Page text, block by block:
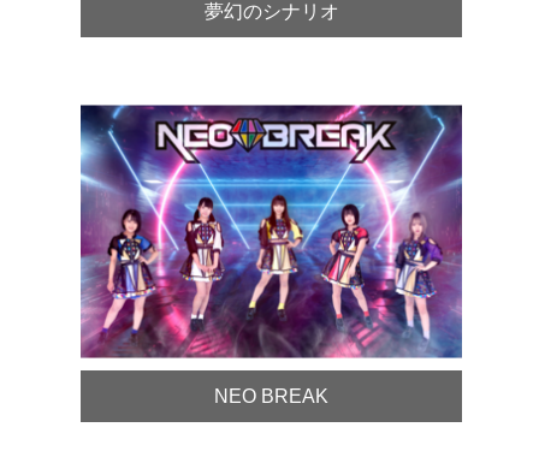
夢幻のシナリオ
NEO BREAK